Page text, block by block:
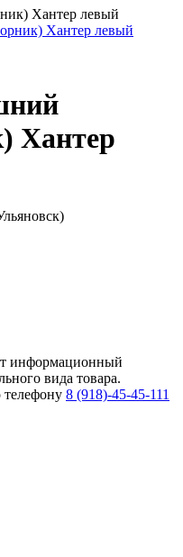
Хантер левый
Хантер
информационный
вида товара.
8 (918)-45-45-111